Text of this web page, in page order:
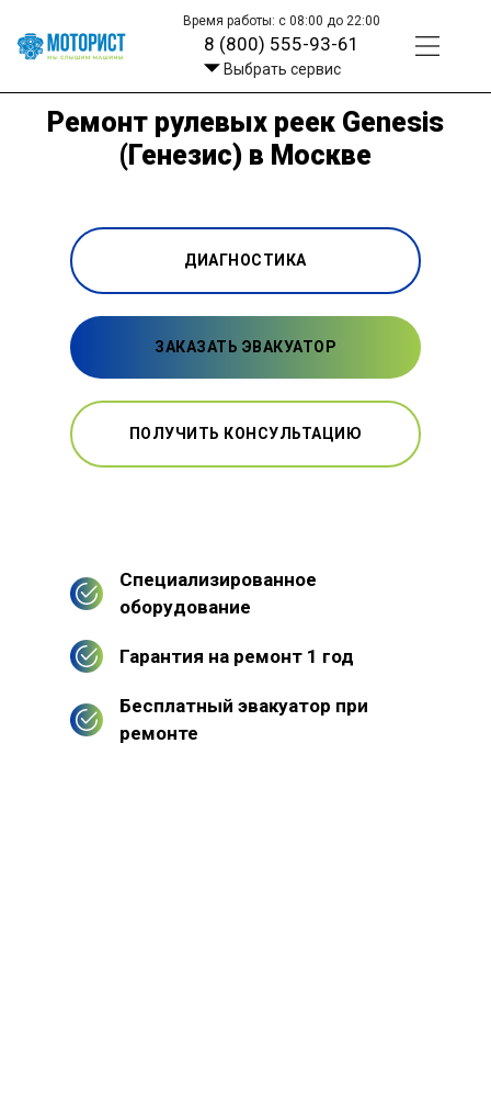
Время работы: с 08:00 до 22:00
8 (800) 555-93-61
Выбрать сервис
Ремонт рулевых реек Genesis
(Генезис) в Москве
ДИАГНОСТИКА
ЗАКАЗАТЬ ЭВАКУАТОР
ПОЛУЧИТЬ КОНСУЛЬТАЦИЮ
Специализированное
оборудование
Гарантия на ремонт 1 год
Бесплатный эвакуатор при
ремонте